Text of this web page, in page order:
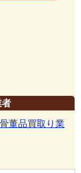
者
董品買取り業